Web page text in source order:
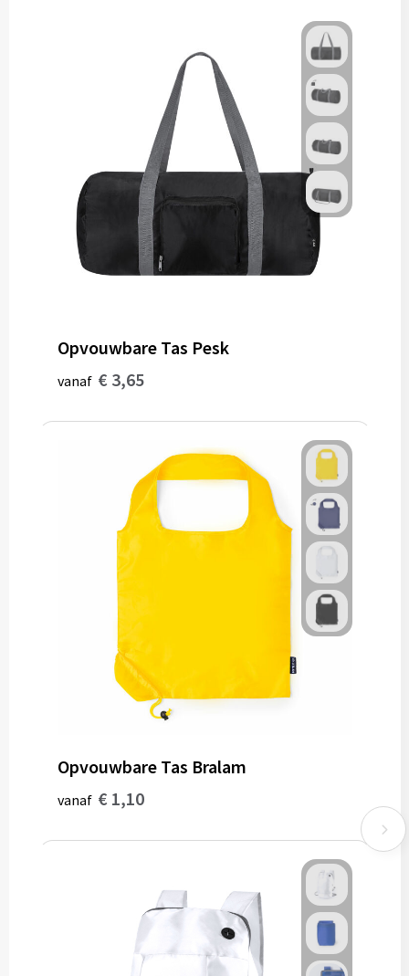
Opvouwbare Tas Pesk
vanaf € 3,65
Opvouwbare Tas Bralam
vanaf € 1,10